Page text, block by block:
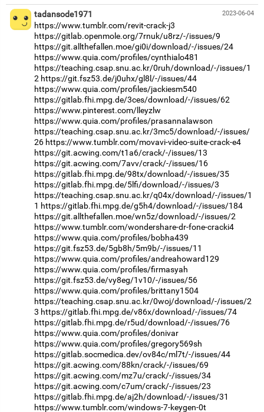
2023-06-04
tadansode1971
https://www.tumblr.com/revit-crack-j3
https://gitlab.openmole.org/7rnuk/u8rz/-/issues/9
https://git.allthefallen.moe/gi0i/download/-/issues/24
https://www.quia.com/profiles/cynthialo481
https://teaching.csap.snu.ac.kr/0ruh/download/-/issues/1
2 https://git.fsz53.de/j0uhx/gl8l/-/issues/44
https://www.quia.com/profiles/jackiesm540
https://gitlab.fhi.mpg.de/3ces/download/-/issues/62
https://www.pinterest.com/lleyzlw
https://www.quia.com/profiles/prasannalawson
https://teaching.csap.snu.ac.kr/3mc5/download/-/issues/
26 https://www.tumblr.com/movavi-video-suite-crack-e4
https://git.acwing.com/t1a6/crack/-/issues/13
https://git.acwing.com/7avv/crack/-/issues/16
https://gitlab.fhi.mpg.de/98tx/download/-/issues/35
https://gitlab.fhi.mpg.de/5lfi/download/-/issues/3
https://teaching.csap.snu.ac.kr/q04x/download/-/issues/1
1 https://gitlab.fhi.mpg.de/g5h4/download/-/issues/184
https://git.allthefallen.moe/wn5z/download/-/issues/2
https://www.tumblr.com/wondershare-dr-fone-cracki4
https://www.quia.com/profiles/bobha439
https://git.fsz53.de/5gb8h/5m9b/-/issues/11
https://www.quia.com/profiles/andreahoward129
https://www.quia.com/profiles/firmasyah
https://git.fsz53.de/vy8eg/1v10/-/issues/56
https://www.quia.com/profiles/brittany1504
https://teaching.csap.snu.ac.kr/0woj/download/-/issues/2
3 https://gitlab.fhi.mpg.de/v86x/download/-/issues/74
https://gitlab.fhi.mpg.de/r5ud/download/-/issues/76
https://www.quia.com/profiles/donivar
https://www.quia.com/profiles/gregory569sh
https://gitlab.socmedica.dev/ov84c/ml7t/-/issues/44
https://git.acwing.com/88kn/crack/-/issues/69
https://git.acwing.com/mz7u/crack/-/issues/34
https://git.acwing.com/c7um/crack/-/issues/23
https://gitlab.fhi.mpg.de/aj2h/download/-/issues/31
https://www.tumblr.com/windows-7-keygen-0t